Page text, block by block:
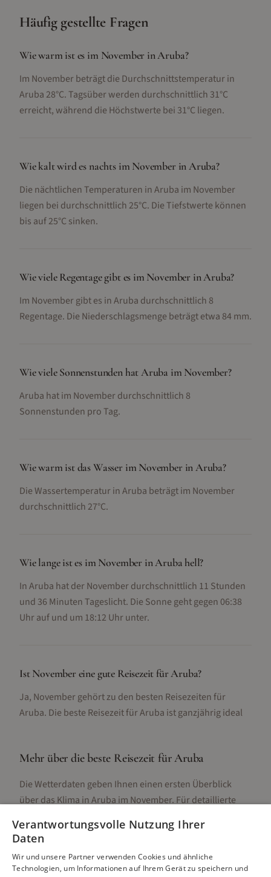
Häufig gestellte Fragen
Wie warm ist es im November in Aruba?
Im November beträgt die Durchschnittstemperatur in
Aruba 28°C. Tagsüber werden durchschnittlich 31°C
erreicht, während die Höchstwerte bei 31°C liegen.
Wie kalt wird es nachts im November in Aruba?
Die nächtlichen Temperaturen in Aruba im November
liegen bei durchschnittlich 25°C. Die Tiefstwerte können
bis auf 25°C sinken.
Wie viele Regentage gibt es im November in Aruba?
Im November gibt es in Aruba durchschnittlich 8
Regentage. Die Niederschlagsmenge beträgt etwa 84 mm.
Wie viele Sonnenstunden hat Aruba im November?
Aruba hat im November durchschnittlich 8
Sonnenstunden pro Tag.
Wie warm ist das Wasser im November in Aruba?
Die Wassertemperatur in Aruba beträgt im November
durchschnittlich 27°C.
Wie lange ist es im November in Aruba hell?
In Aruba hat der November durchschnittlich 11 Stunden
und 36 Minuten Tageslicht. Die Sonne geht gegen 06:38
Uhr auf und um 18:12 Uhr unter.
Ist November eine gute Reisezeit für Aruba?
Ja, November gehört zu den besten Reisezeiten für
Aruba. Die beste Reisezeit für Aruba ist ganzjährig ideal
Mehr über die beste Reisezeit fürAruba
Die Wetterdaten geben Ihnen einen ersten Überblick
über das Klima inAruba im November. Für detaillierte
Unterschieden, Aktivitäten und Reisetipps besuchen Sie
Verantwortungsvolle Nutzung Ihrer
Daten
Wir und unsere Partner verwenden Cookies und ähnliche
Technologien, um Informationen auf Ihrem Gerät zu speichern und